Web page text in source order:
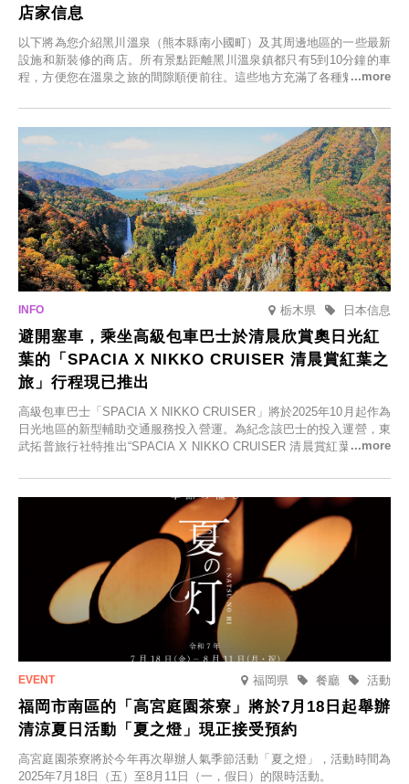
店家信息
以下將為您介紹黑川溫泉（熊本縣南小國町）及其周邊地區的一些最新
設施和新裝修的商店。所有景點距離黑川溫泉鎮都只有5到10分鐘的車
程，方便您在溫泉之旅的間隙順便前往。這些地方充滿了各種魅力，包
食材的餐廳。讓您體驗黑川溫泉的全新樂趣。
栃木県 日本信息
避開塞車，乘坐高級包車巴士於清晨欣賞奧日光紅
葉的「SPACIA X NIKKO CRUISER 清晨賞紅葉之
旅」行程現已推出
高級包車巴士「SPACIA X NIKKO CRUISER」將於2025年10月起作為
日光地區的新型輔助交通服務投入營運。為紀念該巴士的投入運營，東
武拓普旅行社特推出“SPACIA X NIKKO CRUISER 清晨賞紅葉之旅”，
福岡県 活動
餐廳
福岡市南區的「高宮庭園茶寮」將於7月18日起舉辦
清涼夏日活動「夏之燈」現正接受預約
高宮庭園茶寮將於今年再次舉辦人氣季節活動「夏之燈」，活動時間為
2025年7月18日（五）至8月11日（一，假日）的限時活動。